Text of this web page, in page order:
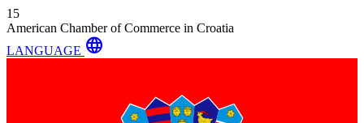
15
American Chamber of Commerce in Croatia
LANGUAGE language